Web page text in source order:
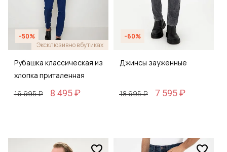
-50%
Эксклюзивно в бутиках
Рубашка классическая из
хлопка приталенная
16 995 ₽
8 495 ₽
-60%
Джинсы зауженные
18 995 ₽ 7 595 ₽